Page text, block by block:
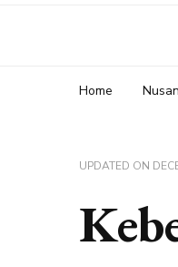
Home
UPDATED ON